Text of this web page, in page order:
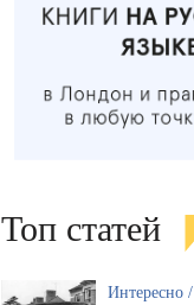
Топ статей
Интересно /